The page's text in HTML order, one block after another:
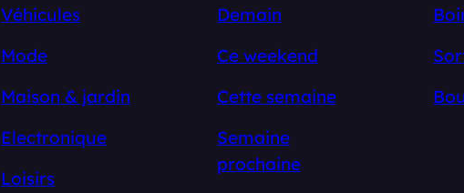
Véhicules
Mode
Maison & jardin
Electronique
Loisirs
Demain
Ce weekend
Cette semaine
Semaine
prochaine